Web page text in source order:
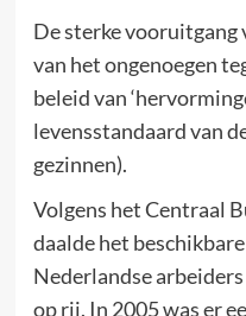
De sterke vooruitgang
van het ongenoegen
beleid van
levensstandaard van
gezinnen).
Volgens het Centraal
daalde het
Nederlandse
op rij. In 2005 was er